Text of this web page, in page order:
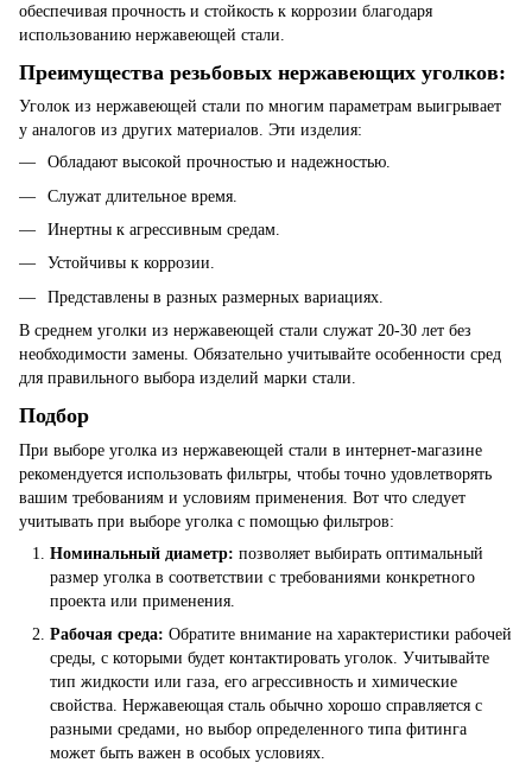
обеспечивая прочность и стойкость к коррозии благодаря
использованию нержавеющей стали.
Преимущества резьбовых нержавеющих уголков:
Уголок из нержавеющей стали по многим параметрам выигрывает
у аналогов из других материалов. Эти изделия:
Обладают высокой прочностью и надежностью.
Служат длительное время.
Инертны к агрессивным средам.
Устойчивы к коррозии.
Представлены в разных размерных вариациях.
В среднем уголки из нержавеющей стали служат 20-30 лет без
необходимости замены. Обязательно учитывайте особенности сред
для правильного выбора изделий марки стали.
Подбор
При выборе уголка из нержавеющей стали в интернет-магазине
рекомендуется использовать фильтры, чтобы точно удовлетворять
вашим требованиям и условиям применения. Вот что следует
учитывать при выборе уголка с помощью фильтров:
Номинальный диаметр: позволяет выбирать оптимальный
размер уголка в соответствии с требованиями конкретного
проекта или применения.
Рабочая среда: Обратите внимание на характеристики рабочей
среды, с которыми будет контактировать уголок. Учитывайте
тип жидкости или газа, его агрессивность и химические
свойства. Нержавеющая сталь обычно хорошо справляется с
разными средами, но выбор определенного типа фитинга
может быть важен в особых условиях.